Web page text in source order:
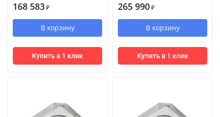
168 583 ₽
В корзину
Купить в 1 клик
265 990 ₽
В корзину
Купить в 1 клик